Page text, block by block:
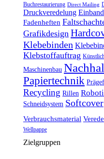
Buchrestaurierung Direct Mailing
Druckveredelung
Fadenheften
Grafikdesign
Klebebinden
Klebstoffauftrag
Maschinenbau
Papiertechnik
Recycling Rillen
Schneidsystem Softcover
Verbrauchsmaterial
Wellpappe
Zielgruppen